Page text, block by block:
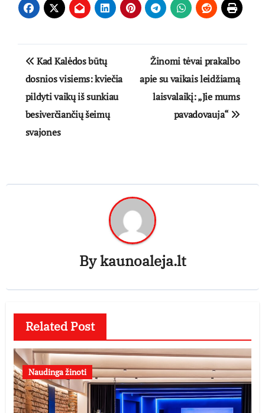
Navigacija
tarp
įrašų
Kad Kalėdos būtų
dosnios visiems: kviečia
pildyti vaikų iš sunkiau
besiverčiančių šeimų
svajones
Žinomi tėvai prakalbo
apie su vaikais leidžiamą
laisvalaikį: „Jie mums
pavadovauja“
Bykaunoaleja.lt
Related Post
Naudinga žinoti